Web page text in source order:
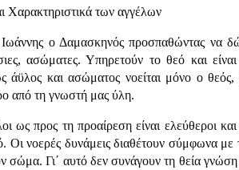
Χαρακτηριστικά των αγγέλων
ο Δαμασκηνός προσπαθώντας να
ασώματες. Υπηρετούν το θεό και
άϋλος και ασώματος νοείται μόνο ο θεός,
από τη γνωστή μας ύλη.
ως προς τη προαίρεση είναι ελεύθεροι
Οι νοερές δυνάμεις διαθέτουν σύμφωνα
σώμα. Γι΄ αυτό δεν συνάγουν τη θεία